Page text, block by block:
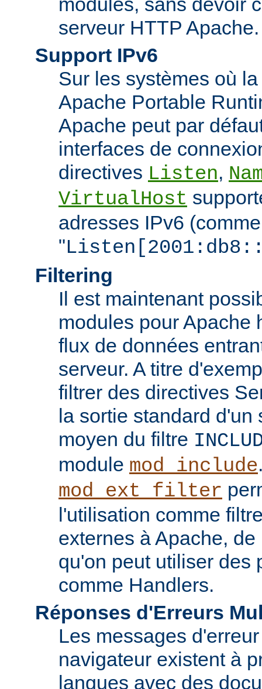
serveur HTTP Apache.
Support IPv6
Sur les systèmes où
Apache Portable
Apache peut par
interfaces de
directives Listen,
VirtualHost
adresses IPv6
"
Filtering
Il est maintenant
modules pour Apache
flux de données
serveur. A titre
filtrer des directives
la sortie standard d'un
moyen du filtre
module mod_include
mod_ext_filter
l'utilisation comme
externes à Apache,
qu'on peut utiliser des
comme Handlers.
Réponses d'Erreurs
Les messages
navigateur existent à
langues avec des